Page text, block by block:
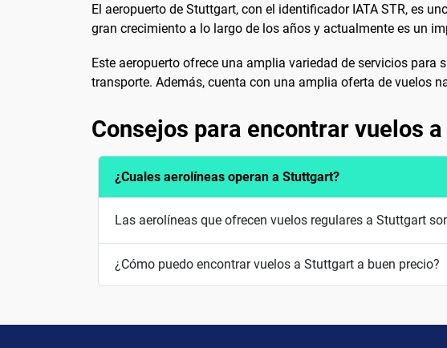
El aeropuerto de Stuttgart, con el identificador IATA STR, es
gran crecimiento a lo largo de los años y actualmente es un
Este aeropuerto ofrece una amplia variedad de servicios para
transporte. Además, cuenta con una amplia oferta de vuelos
Consejos para encontrar vuelos
¿Cuales aerolíneas operan a Stuttgart?
Las aerolíneas que ofrecen vuelos regulares a Stuttgart
¿Cómo puedo encontrar vuelos a Stuttgart a buen precio?